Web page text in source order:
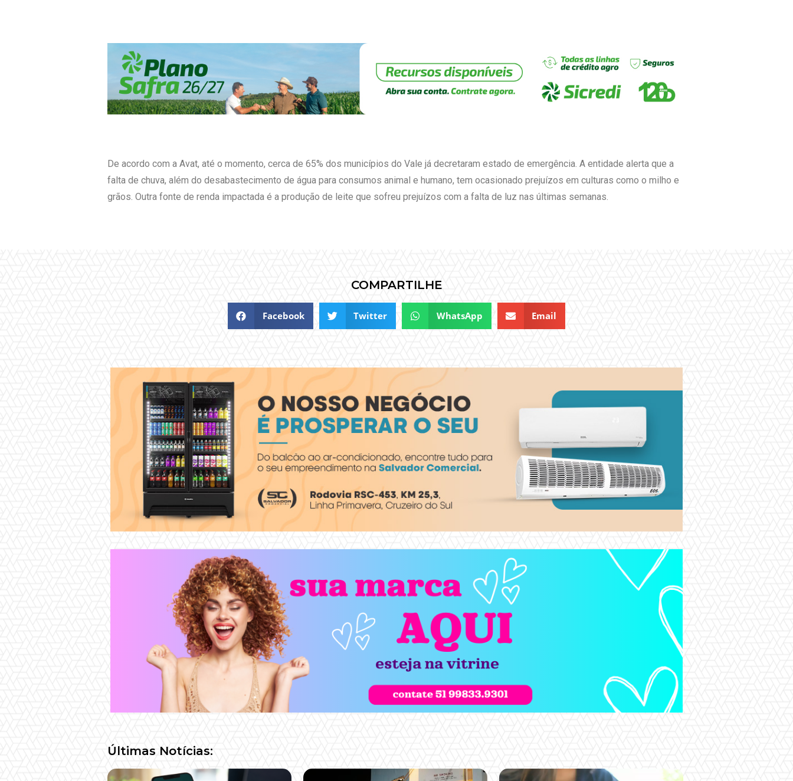
De acordo com a Avat, até o momento, cerca de 65% dos municípios do Vale já decretaram estado de emergência. A entidade alerta que a
falta de chuva, além do desabastecimento de água para consumos animal e humano, tem ocasionado prejuízos em culturas como o milho e
grãos. Outra fonte de renda impactada é a produção de leite que sofreu prejuízos com a falta de luz nas últimas semanas.
COMPARTILHE
Facebook Twitter WhatsApp Email
Últimas Notícias: